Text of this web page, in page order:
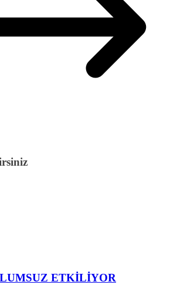
ETKİLİYOR